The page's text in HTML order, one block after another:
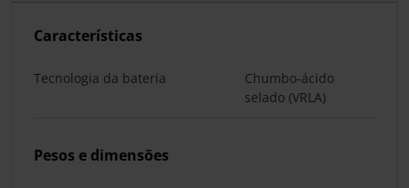
Características
Tecnologia da bateria
Chumbo-ácido
selado (VRLA)
Pesos e dimensões